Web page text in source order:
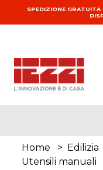
Salta al contenuto
SPEDIZIONE GRATUITA
Home > Edilizia
Utensili manuali